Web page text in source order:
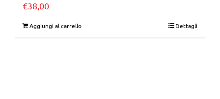
€38,00
Aggiungi al carrello Dettagli